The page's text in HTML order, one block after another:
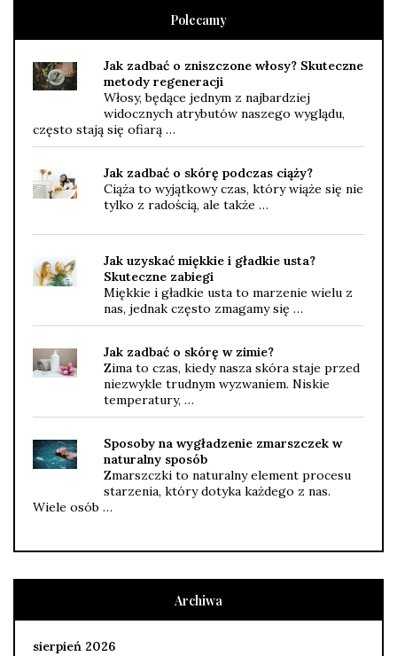
Polecamy
Jak zadbać o zniszczone włosy? Skuteczne
metody regeneracji
Włosy, będące jednym z najbardziej
widocznych atrybutów naszego wyglądu,
często stają się ofiarą …
Jak zadbać o skórę podczas ciąży?
Ciąża to wyjątkowy czas, który wiąże się nie
tylko z radością, ale także …
Jak uzyskać miękkie i gładkie usta?
Skuteczne zabiegi
Miękkie i gładkie usta to marzenie wielu z
nas, jednak często zmagamy się …
Jak zadbać o skórę w zimie?
Zima to czas, kiedy nasza skóra staje przed
niezwykle trudnym wyzwaniem. Niskie
temperatury, …
Sposoby na wygładzenie zmarszczek w
naturalny sposób
Zmarszczki to naturalny element procesu
starzenia, który dotyka każdego z nas.
Wiele osób …
Archiwa
sierpień 2026